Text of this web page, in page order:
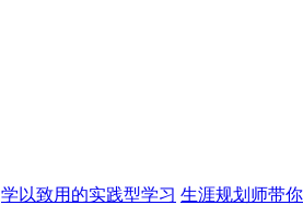
学以致用的实践型学习 生涯规划师带